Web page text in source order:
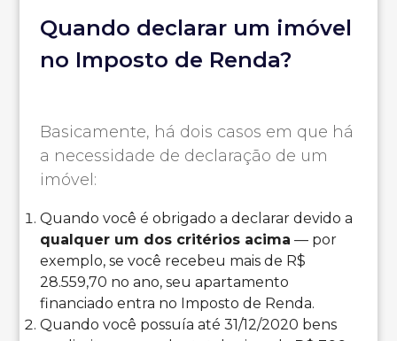
Quando declarar um imóvel
no Imposto de Renda?
Basicamente, há dois casos em que há
a necessidade de declaração de um
imóvel:
Quando você é obrigado a declarar devido a
qualquer um dos critérios acima — por
exemplo, se você recebeu mais de R$
28.559,70 no ano, seu apartamento
financiado entra no Imposto de Renda.
Quando você possuía até 31/12/2020 bens